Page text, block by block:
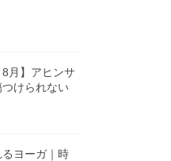
8月】アヒンサ
けられない
ヨーガ｜時